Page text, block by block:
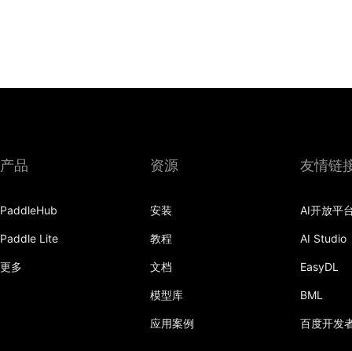
产品
PaddleHub
Paddle Lite
更多
资源
安装
教程
文档
模型库
应用案例
友情链
AI开放平
AI Studio
EasyDL
BML
百度开发